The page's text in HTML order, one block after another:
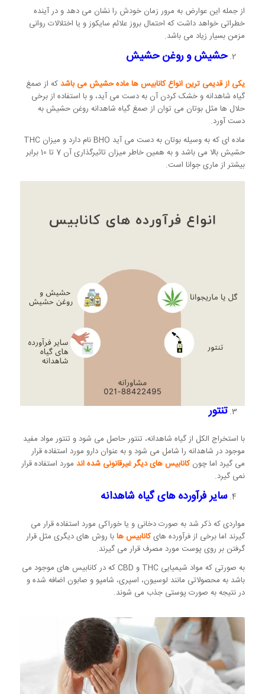
از جمله این عوارض به مرور زمان خودش را نشان می دهد و در آینده
خطراتی خواهد داشت که احتمال بروز علائم سایکوز و یا اختلالات روانی
مزمن بسیار زیاد می باشد.
حشیش و روغن حشیش
یکی از قدیمی ترین انواع کانابیس ها ماده حشیش می باشد که از صمغ
گیاه شاهدانه و خشک کردن آن به دست می آید، و با استفاده از برخی
حلال ها مثل بوتان می توان از صمغ گیاه شاهدانه روغن حشیش به
دست آورد.
ماده ای که به وسیله بوتان به دست می آید BHO نام دارد و میزان THC
حشیش بالا می باشد و به همین خاطر میزان تاثیرگذاری آن 7 تا 10 برابر
بیشتر از ماری جوانا است.
تنتور
با استخراج الکل از گیاه شاهدانه، تنتور حاصل می شود و تنتور مواد مفید
موجود در شاهدانه را شامل می شود و به عنوان دارو مورد استفاده قرار
می گیرد اما چونکانابیس های دیگر غیرقانونی شده اندمورد استفاده قرار
نمی گیرد.
سایر فرآورده های گیاه شاهدانه
مواردی که ذکر شد به صورت دخانی و یا خوراکی مورد استفاده قرار می
گیرند اما برخی از فرآورده هایکانابیس ها با روش های دیگری مثل قرار
گرفتن بر روی پوست مورد مصرف قرار می گیرند.
به صورتی که مواد شیمیایی THC و CBD که در کانابیس های موجود می
باشد به محصولاتی مانند لوسیون، اسپری، شامپو و صابون اضافه شده و
در نتیجه به صورت پوستی جذب می شوند.